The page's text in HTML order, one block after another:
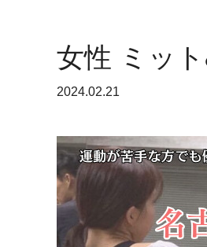
女性 ミッ
2024.02.21